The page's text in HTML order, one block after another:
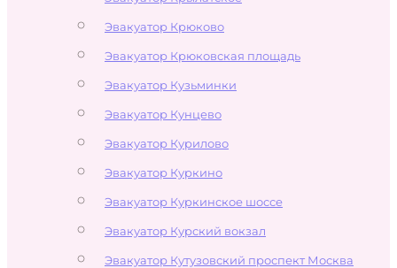
Эвакуатор Крюково
Эвакуатор Крюковская площадь
Эвакуатор Кузьминки
Эвакуатор Кунцево
Эвакуатор Курилово
Эвакуатор Куркино
Эвакуатор Куркинское шоссе
Эвакуатор Курский вокзал
Эвакуатор Кутузовский проспект Москва